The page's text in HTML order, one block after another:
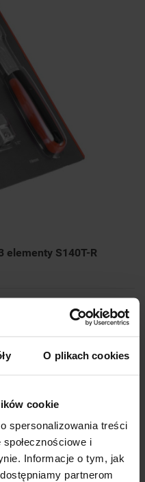
O plikach cookies
cookie
spersonalizowania treści
i
Informacje o tym, jak
partnerom
elementy S140T-R